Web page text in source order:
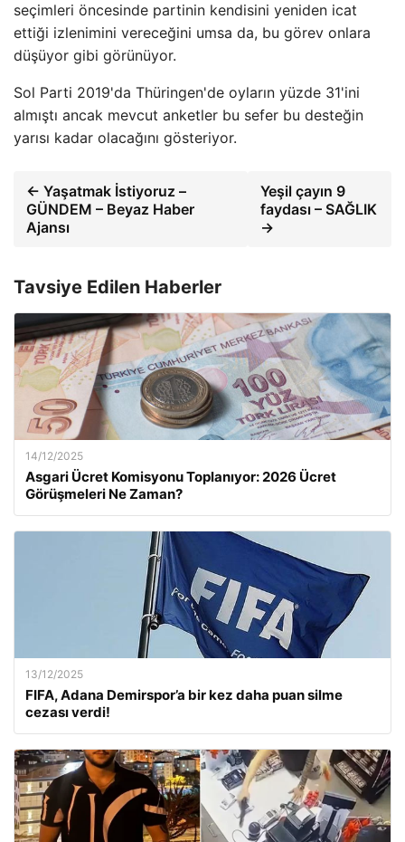
seçimleri öncesinde partinin kendisini yeniden icat
ettiği izlenimini vereceğini umsa da, bu görev onlara
düşüyor gibi görünüyor.
Sol Parti 2019'da Thüringen'de oyların yüzde 31'ini
almıştı ancak mevcut anketler bu sefer bu desteğin
yarısı kadar olacağını gösteriyor.
← Yaşatmak İstiyoruz –
GÜNDEM – Beyaz Haber
Ajansı
Yeşil çayın 9
faydası – SAĞLIK
→
Tavsiye Edilen Haberler
14/12/2025
Asgari Ücret Komisyonu Toplanıyor: 2026 Ücret
Görüşmeleri Ne Zaman?
13/12/2025
FIFA, Adana Demirspor’a bir kez daha puan silme
cezası verdi!